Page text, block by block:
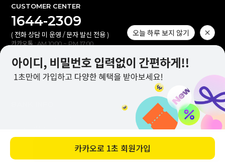
바로 구매하기
CUSTOMER CENTER
1644-2309
( 전화 상담 미 운영 / 문자 발신 전용 )
카카오톡 : AM 10:00 ~ PM 17:00
점심시간 : PM 12:00 ~ PM 13:10
(토,일,공휴일 휴무)
입금자명 불일치 시 자동 연동되지않습니다.
고객센터(카톡,1:1문의)로 확인해 주세요.
오늘 하루 보지 않기